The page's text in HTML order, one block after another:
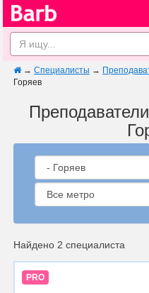
→ Специалисты →
Горяев
Найдено 2 специалиста
PRO